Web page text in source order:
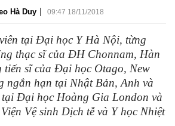
Hà Duy | 09:47 18/11/2018
tại Đại học Y Hà Nội, từng
thạc sĩ của ĐH Chonnam, Hàn
tiến sĩ của Đại học Otago, New
ngắn hạn tại Nhật Bản, Anh và
tại Đại học Hoàng Gia London và
Vệ sinh Dịch tễ và Y học Nhiệt